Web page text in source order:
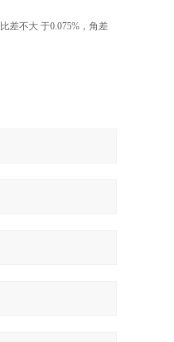
差不大 于0.075%，角差